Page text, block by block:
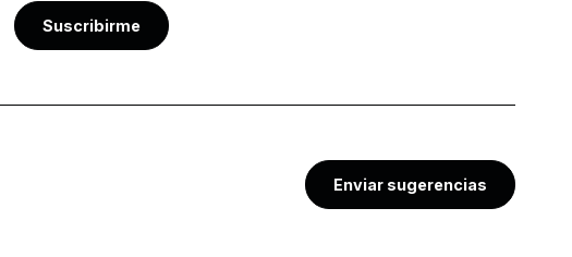
Suscribirme
Enviar sugerencias